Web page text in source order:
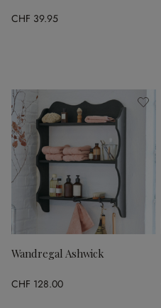
CHF 39.95
Wandregal Ashwick
CHF 128.00